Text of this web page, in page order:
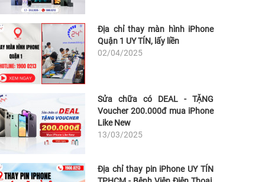
Địa chỉ thay màn hình iPhone
Quận 1 UY TÍN, lấy liền
02/04/2025
Sửa chữa có DEAL - TẶNG
Voucher 200.000đ mua iPhone
Like New
13/03/2025
Địa chỉ thay pin iPhone UY TÍN